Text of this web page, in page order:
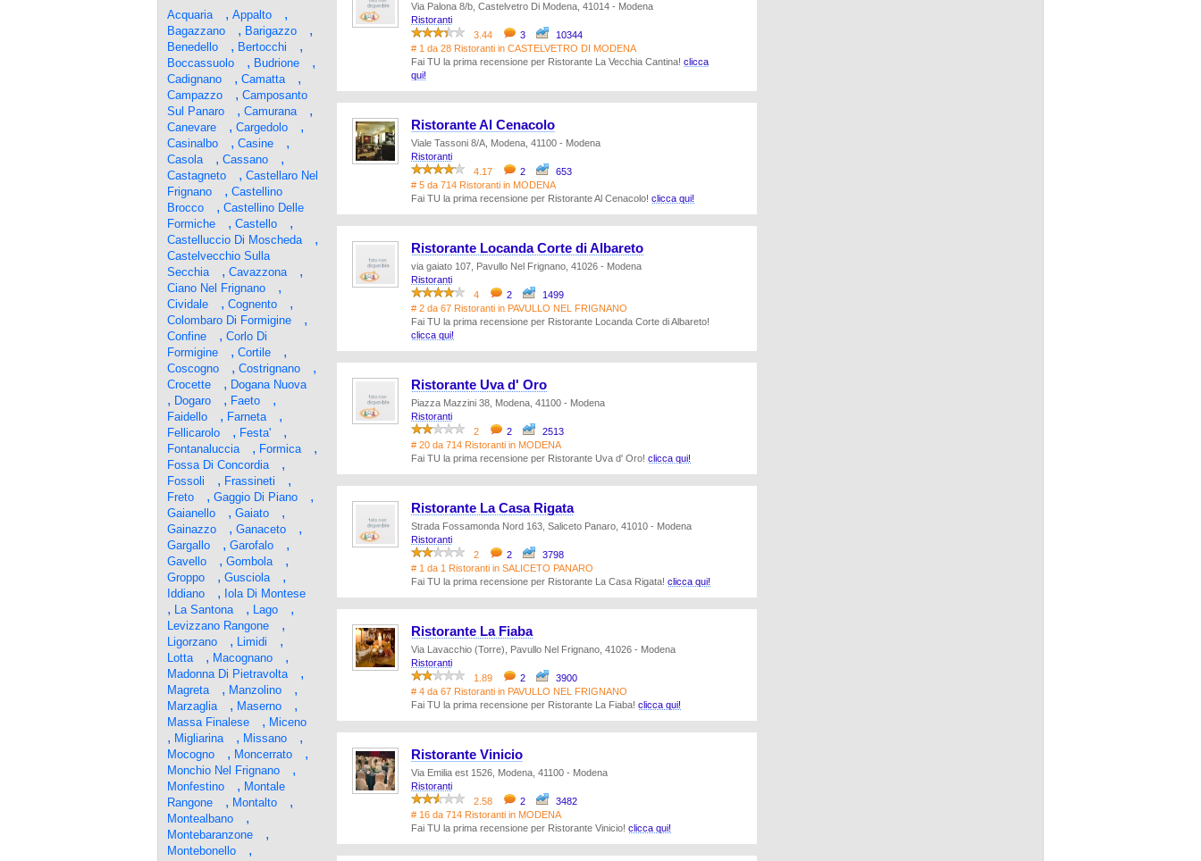
Acquaria , Appalto ,
Bagazzano , Barigazzo ,
Benedello , Bertocchi ,
Boccassuolo , Budrione ,
Cadignano , Camatta ,
Campazzo , Camposanto
Sul Panaro
, Camurana ,
Canevare , Cargedolo ,
Casinalbo , Casine ,
Casola , Cassano ,
Castagneto , Castellaro Nel
Frignano
, Castellino
Brocco
, Castellino Delle
Formiche
, Castello ,
Castelluccio Di Moscheda ,
Castelvecchio Sulla
Secchia
, Cavazzona ,
Ciano Nel Frignano ,
Cividale , Cognento ,
Colombaro Di Formigine ,
Confine , Corlo Di
Formigine
, Cortile ,
Coscogno , Costrignano ,
Crocette , Dogana Nuova
, Dogaro , Faeto ,
Faidello , Farneta ,
Fellicarolo , Festa' ,
Fontanaluccia , Formica ,
Fossa Di Concordia ,
Fossoli , Frassineti ,
Freto , Gaggio Di Piano ,
Gaianello , Gaiato ,
Gainazzo , Ganaceto ,
Gargallo , Garofalo ,
Gavello , Gombola ,
Groppo , Gusciola ,
Iddiano , Iola Di Montese
, La Santona , Lago ,
Levizzano Rangone ,
Ligorzano , Limidi ,
Lotta , Macognano ,
Madonna Di Pietravolta ,
Magreta , Manzolino ,
Marzaglia , Maserno ,
Massa Finalese , Miceno
, Migliarina , Missano ,
Mocogno , Moncerrato ,
Monchio Nel Frignano ,
Monfestino , Montale
Rangone
, Montalto ,
Montealbano ,
Montebaranzone ,
Montebonello ,
Via Palona 8/b, Castelvetro Di Modena, 41014 - Modena
Ristoranti
3.44
3
10344
# 1 da 28 Ristoranti in CASTELVETRO DI MODENA
Fai TU la prima recensione per Ristorante La Vecchia Cantina! clicca
qui!
Ristorante Al Cenacolo
Viale Tassoni 8/A, Modena, 41100 - Modena
Ristoranti
4.17
2
653
# 5 da 714 Ristoranti in MODENA
Fai TU la prima recensione per Ristorante Al Cenacolo! clicca qui!
Ristorante Locanda Corte di Albareto
via gaiato 107, Pavullo Nel Frignano, 41026 - Modena
Ristoranti
4
2
1499
# 2 da 67 Ristoranti in PAVULLO NEL FRIGNANO
Fai TU la prima recensione per Ristorante Locanda Corte di Albareto!
clicca qui!
Ristorante Uva d' Oro
Piazza Mazzini 38, Modena, 41100 - Modena
Ristoranti
2
2
2513
# 20 da 714 Ristoranti in MODENA
Fai TU la prima recensione per Ristorante Uva d' Oro! clicca qui!
Ristorante La Casa Rigata
Strada Fossamonda Nord 163, Saliceto Panaro, 41010 - Modena
Ristoranti
2
2
3798
# 1 da 1 Ristoranti in SALICETO PANARO
Fai TU la prima recensione per Ristorante La Casa Rigata! clicca qui!
Ristorante La Fiaba
Via Lavacchio (Torre), Pavullo Nel Frignano, 41026 - Modena
Ristoranti
1.89
2
3900
# 4 da 67 Ristoranti in PAVULLO NEL FRIGNANO
Fai TU la prima recensione per Ristorante La Fiaba! clicca qui!
Ristorante Vinicio
Via Emilia est 1526, Modena, 41100 - Modena
Ristoranti
2.58
2
3482
# 16 da 714 Ristoranti in MODENA
Fai TU la prima recensione per Ristorante Vinicio! clicca qui!